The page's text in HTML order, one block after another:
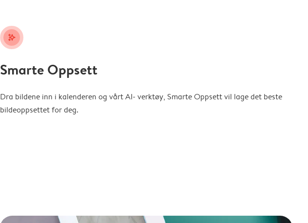
stars_plus
Smarte Oppsett
Dra bildene inn i kalenderen og vårt AI- verktøy, Smarte Oppsett vil lage det beste
bildeoppsettet for deg.